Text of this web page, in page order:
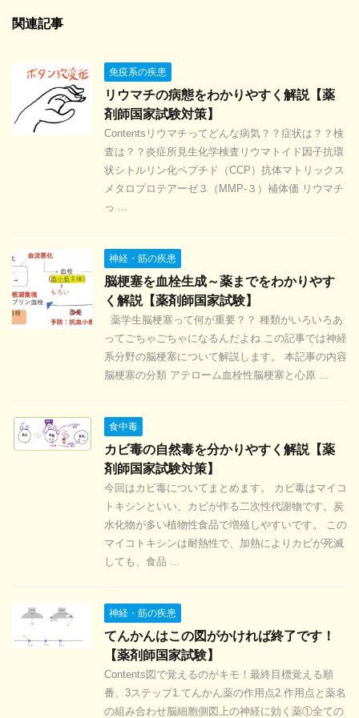
関連記事
免疫系の疾患
リウマチの病態をわかりやすく解説【薬
剤師国家試験対策】
Contentsリウマチってどんな病気？？症状は？？検
査は？？炎症所見生化学検査リウマトイド因子抗環
状シトルリン化ペプチド（CCP）抗体マトリックス
メタロプロテアーゼ３（MMP-３）補体価 リウマチ
っ ...
神経・筋の疾患
脳梗塞を血栓生成～薬までをわかりやす
く解説【薬剤師国家試験】
薬学生脳梗塞って何が重要？？ 種類がいろいろあ
ってごちゃごちゃになるんだよね この記事では神経
系分野の脳梗塞について解説します。 本記事の内容
脳梗塞の分類 アテローム血栓性脳梗塞と心原 ...
食中毒
カビ毒の自然毒を分かりやすく解説【薬
剤師国家試験対策】
今回はカビ毒についてまとめます。 カビ毒はマイコ
トキシンといい、カビが作る二次性代謝物です。炭
水化物が多い植物性食品で増殖しやすいです。 この
マイコトキシンは耐熱性で、加熱によりカビが死滅
しても、食品 ...
神経・筋の疾患
てんかんはこの図がかければ終了です！
【薬剤師国家試験】
Contents図で覚えるのがキモ！最終目標覚える順
番、3ステップ1.てんかん薬の作用点2.作用点と薬名
の組み合わせ脳細胞側図上の神経に効く薬①全ての